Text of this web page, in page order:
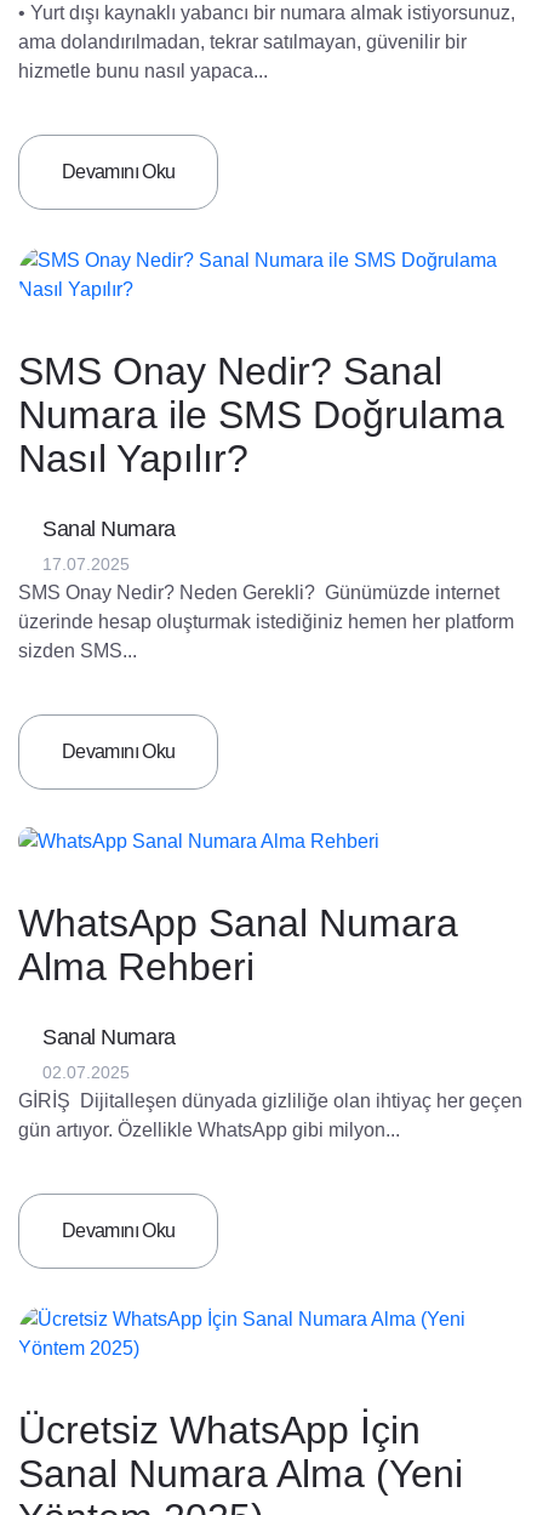
• Yurt dışı kaynaklı yabancı bir numara almak istiyorsunuz,
ama dolandırılmadan, tekrar satılmayan, güvenilir bir
hizmetle bunu nasıl yapaca...
Devamını Oku
SMS Onay Nedir? Sanal
Numara ile SMS Doğrulama
Nasıl Yapılır?
Sanal Numara
17.07.2025
SMS Onay Nedir? Neden Gerekli? ‎ ‎Günümüzde internet
üzerinde hesap oluşturmak istediğiniz hemen her platform
sizden SMS...
Devamını Oku
WhatsApp Sanal Numara
Alma Rehberi
Sanal Numara
02.07.2025
‎GİRİŞ ‎ ‎Dijitalleşen dünyada gizliliğe olan ihtiyaç her geçen
gün artıyor. Özellikle WhatsApp gibi milyon...
Devamını Oku
Ücretsiz WhatsApp İçin
Sanal Numara Alma (Yeni